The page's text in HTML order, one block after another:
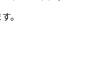
。